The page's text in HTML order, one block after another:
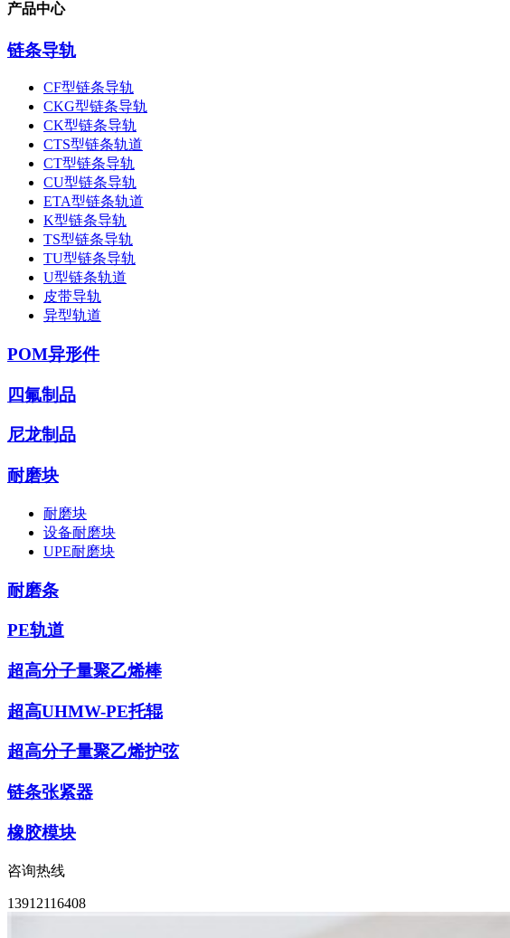
产品中心
链条导轨
CF型链条导轨
CKG型链条导轨
CK型链条导轨
CTS型链条轨道
CT型链条导轨
CU型链条导轨
ETA型链条轨道
K型链条导轨
TS型链条导轨
TU型链条导轨
U型链条轨道
皮带导轨
异型轨道
POM异形件
四氟制品
尼龙制品
耐磨块
耐磨块
设备耐磨块
UPE耐磨块
耐磨条
PE轨道
超高分子量聚乙烯棒
超高UHMW-PE托辊
超高分子量聚乙烯护弦
链条张紧器
橡胶模块
咨询热线
13912116408